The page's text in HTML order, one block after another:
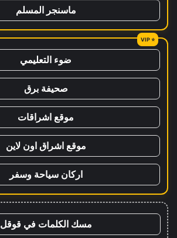
ماسنجر المسلم
ضوء التعليمي
صحيفة برق
موقع اشراقات
موقع اشراق اون لاين
اركان سياحة وسفر
مسك الكلمات في قوقل